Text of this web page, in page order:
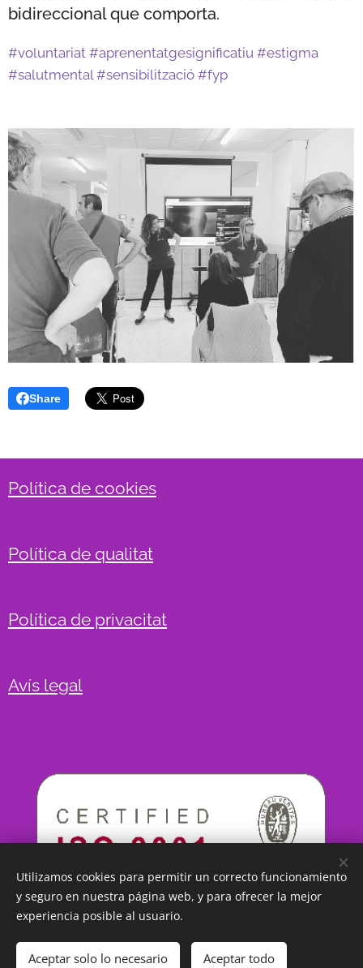
bidireccional que comporta.
#voluntariat #aprenentatgesignificatiu #estigma
#salutmental #sensibilització #fyp
Share
Política de cookies
Política de qualitat
Política de privacitat
Avís legal
Utilizamos cookies para permitir un correcto funcionamiento
y seguro en nuestra página web, y para ofrecer la mejor
experiencia posible al usuario.
Aceptar solo lo necesario Aceptar todo